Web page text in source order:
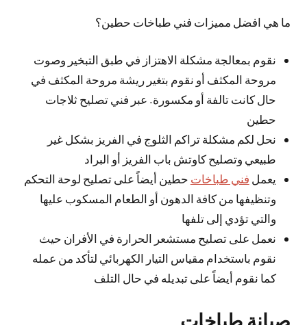
ما هي افضل مميزات فني طباخات حطين؟
نقوم بمعالجة مشكلة الاهتزاز في طبق التبخير وصوت
مروحة المكثف أو نقوم بتغير ريشة مروحة المكثف في
حال كانت تالفة أو مكسورة. عبر فني تصليح ثلاجات
حطين
نحل لكم مشكلة تراكم الثلوج في الفريز بشكل غير
طبيعي وتصليح كاوتش باب الفريز أو البراد
يعمل فني طباخات حطين أيضاً على تصليح لوحة التحكم
وتنظيفها من كافة الدهون أو الطعام المسكوب عليها
والتي تؤدي إلى تلفها
نعمل على تصليح مستشعر الحرارة في الأفران حيث
نقوم باستخدام مقياس التيار الكهربائي لتأكد من عمله
كما نقوم أيضاً على تبديله في حال التلف
صيانة طباخات